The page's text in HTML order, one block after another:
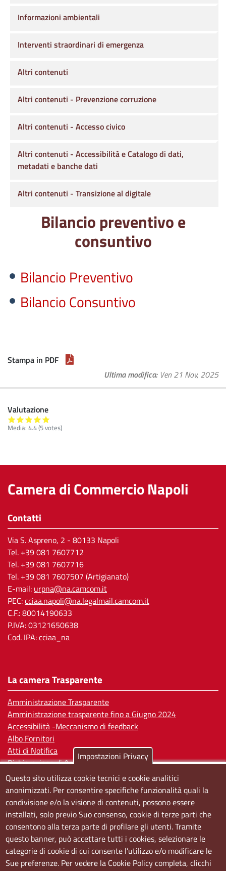
Bilancio preventivo e
consuntivo
Bilancio Preventivo
Bilancio Consuntivo
Stampa in PDF
Ultima modifica Ven 21 Nov, 2025
Valutazione
Media: 4.4(5votes)
Informazioni ambientali
Interventi straordinari di emergenza
Altri contenuti
Altri contenuti - Prevenzione corruzione
Altri contenuti - Accesso civico
Altri contenuti - Accessibilità e Catalogo di dati,
metadati e banche dati
Altri contenuti - Transizione al digitale
Camera di Commercio Napoli
Contatti
Via S. Aspreno, 2 - 80133 Napoli
Tel. +39 081 7607712
Tel. +39 081 7607716
Tel. +39 081 7607507 (Artigianato)
E-mail: urpna@na.camcom.it
PEC:cciaa.napoli@na.legalmail.camcom.it
C.F.: 80014190633
P.IVA: 03121650638
Cod. IPA: cciaa_na
La camera Trasparente
Amministrazione Trasparente
Amministrazione trasparente fino a Giugno 2024
Accessibilità -Meccanismo di feedback
Albo Fornitori
Atti di Notifica
Dichiarazione di Accessibilità
Sedi e orari
Sede Centrale:
Via S. Aspreno, 2, 80133 Napoli NA
Sede Secondaria:
Corso Meridionale, 58 80143 Napoli NA
Impostazioni Privacy
Questo sito utilizza cookie tecnici e cookie analitici
anonimizzati. Per consentire specifiche funzionalità quali la
condivisione e/o la visione di contenuti, possono essere
installati, solo previo Suo consenso, cookie di terze parti che
consentono alla terza parte di profilare gli utenti. Tramite
questo banner, può accettare tutti i cookies, selezionare le
categorie di cookie di cui consente l’utilizzo e/o modificare le
Sue preferenze. Per vedere la Cookie Policy completa, clicchi